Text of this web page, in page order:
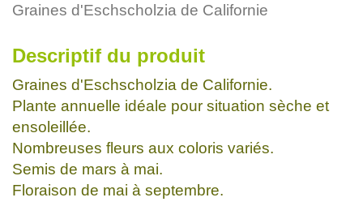
Graines d'Eschscholzia de Californie
Descriptif du produit
Graines d'Eschscholzia de Californie.
Plante annuelle idéale pour situation sèche et
ensoleillée.
Nombreuses fleurs aux coloris variés.
Semis de mars à mai.
Floraison de mai à septembre.